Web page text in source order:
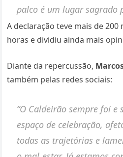
palco é um lugar sagrado
A declaração teve mais de
horas e dividiu ainda mais
Diante da repercussão,
também pelas redes sociais:
“O Caldeirão sempre foi e
espaço de celebração,
todas as trajetórias e